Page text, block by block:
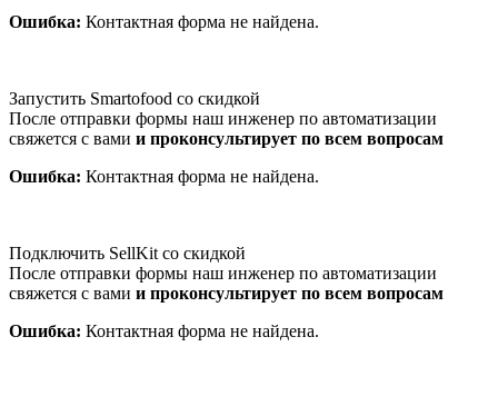
Ошибка: Контактная форма не найдена.
Запустить Smartofood со скидкой
После отправки формы наш инженер по автоматизации
свяжется с вами и проконсультирует по всем вопросам
Ошибка: Контактная форма не найдена.
Подключить SellKit со скидкой
После отправки формы наш инженер по автоматизации
свяжется с вами и проконсультирует по всем вопросам
Ошибка: Контактная форма не найдена.